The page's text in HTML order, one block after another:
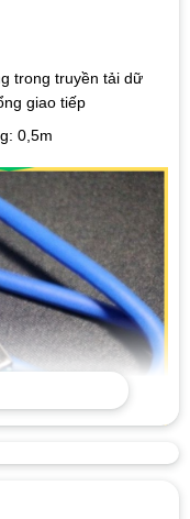
trong truyền tải dữ
giao tiếp
0,5m